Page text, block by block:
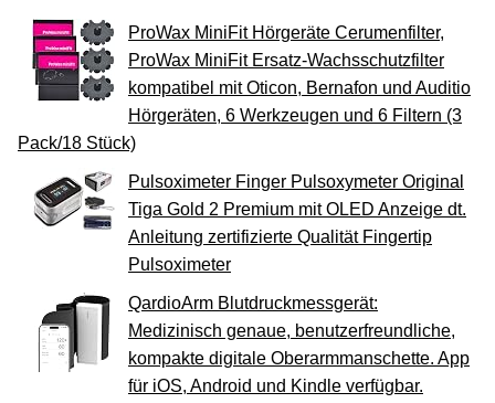
ProWax MiniFit Hörgeräte Cerumenfilter,
ProWax MiniFit Ersatz-Wachsschutzfilter
kompatibel mit Oticon, Bernafon und Auditio
Hörgeräten, 6 Werkzeugen und 6 Filtern (3
Pack/18 Stück)
Pulsoximeter Finger Pulsoxymeter Original
Tiga Gold 2 Premium mit OLED Anzeige dt.
Anleitung zertifizierte Qualität Fingertip
Pulsoximeter
QardioArm Blutdruckmessgerät:
Medizinisch genaue, benutzerfreundliche,
kompakte digitale Oberarmmanschette. App
für iOS, Android und Kindle verfügbar.